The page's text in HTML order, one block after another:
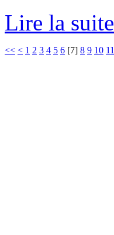
Lire la suite
<< < 1 2 3 4 5 6 [7] 8 9 10 11